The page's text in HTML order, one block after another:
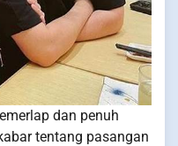
dan penuh
tentang pasangan